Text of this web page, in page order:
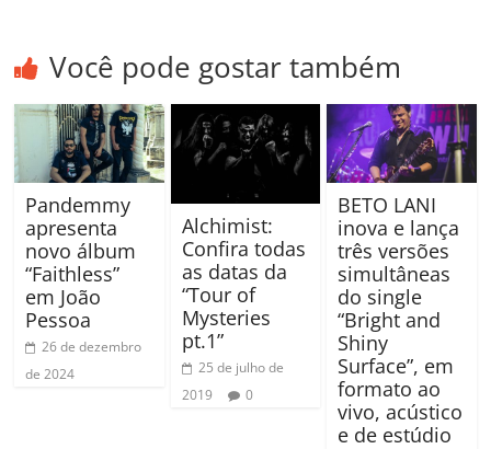
Você pode gostar também
Pandemmy
apresenta
novo álbum
“Faithless”
em João
Pessoa
26 de dezembro
de 2024
Alchimist:
Confira todas
as datas da
“Tour of
Mysteries
pt.1”
25 de julho de
2019
0
BETO LANI
inova e lança
três versões
simultâneas
do single
“Bright and
Shiny
Surface”, em
formato ao
vivo, acústico
e de estúdio